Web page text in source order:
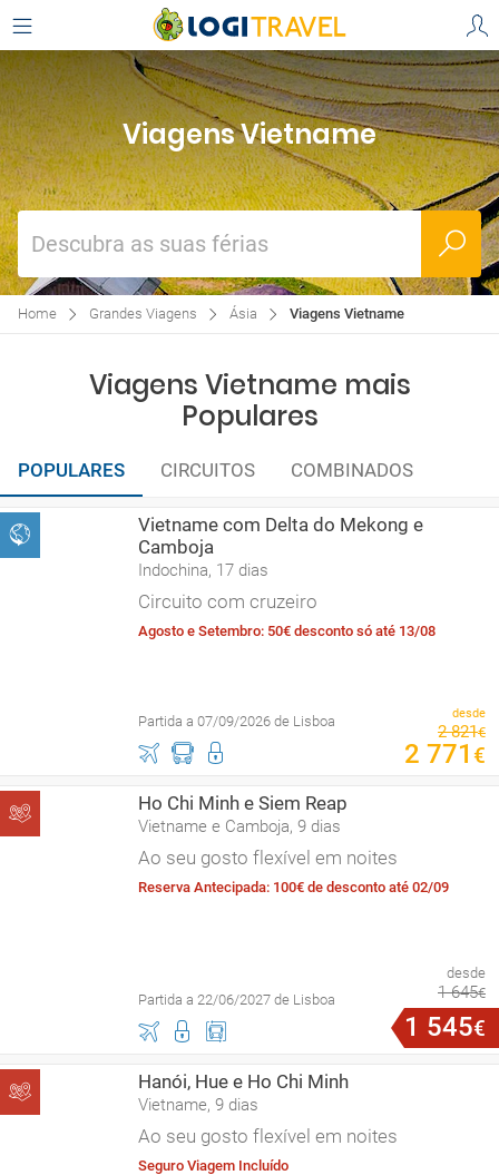
Viagens Vietname
Descubra as suas férias
Home Grandes Viagens Ásia Viagens Vietname
Viagens Vietname mais
Populares
POPULARES CIRCUITOS COMBINADOS
Vietname com Delta do Mekong e
Camboja
Indochina, 17 dias
Circuito com cruzeiro
Agosto e Setembro: 50€ desconto só até 13/08
Partida a 07/09/2026 de Lisboa desde
2 821€
2 771 €
Ho Chi Minh e Siem Reap
Vietname e Camboja, 9 dias
Ao seu gosto flexível em noites
Reserva Antecipada: 100€ de desconto até 02/09
Partida a 22/06/2027 de Lisboa
desde
1 645€
1 545€
Hanói, Hue e Ho Chi Minh
Vietname, 9 dias
Ao seu gosto flexível em noites
Seguro Viagem Incluído